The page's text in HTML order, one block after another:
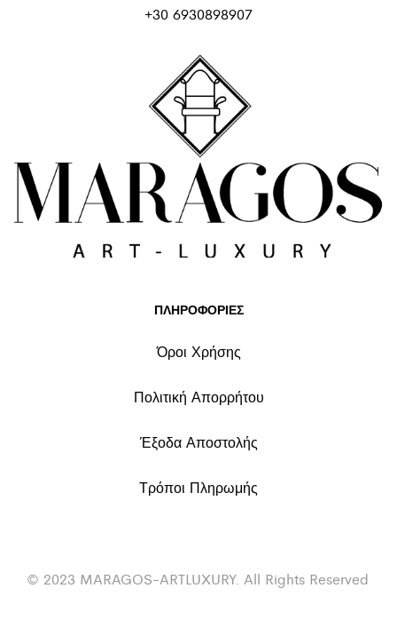
+30 6930898907
ΠΛΗΡΟΦΟΡΙΕΣ
Όροι Χρήσης
Πολιτική Απορρήτου
Έξοδα Αποστολής
Τρόποι Πληρωμής
© 2023 MARAGOS-ARTLUXURY. All Rights Reserved